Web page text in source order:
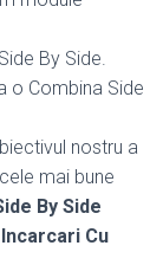
By Side.
o Combina Side
nostru a
mai bune
By Side
Incarcari Cu